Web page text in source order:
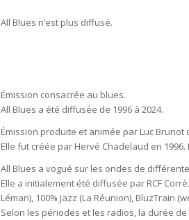
All Blues n’est plus diffusé.
Émission consacrée au blues.
All Blues a été diffusée de 1996 à 2024.
Émission produite et animée par Luc Brunot
Elle fut créée par Hervé Chadelaud en
All Blues a vogué sur les ondes de
Elle a initialement été diffusée par RCF
Léman), 100% Jazz (La Réunion), BluzTrain
Selon les périodes et les radios, la durée